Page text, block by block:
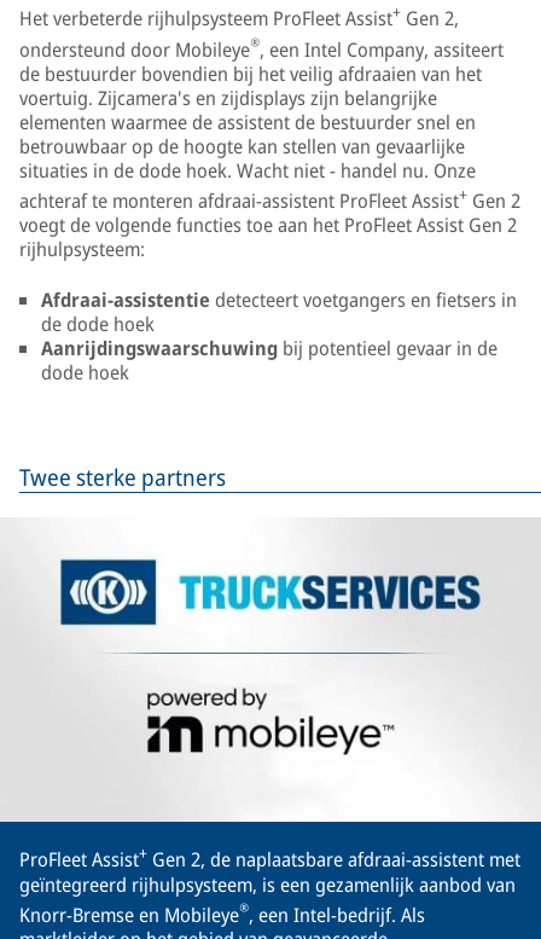
Het verbeterde rijhulpsysteem ProFleet Assist+ Gen 2,
ondersteund door Mobileye®, een Intel Company, assiteert
de bestuurder bovendien bij het veilig afdraaien van het
voertuig. Zijcamera's en zijdisplays zijn belangrijke
elementen waarmee de assistent de bestuurder snel en
betrouwbaar op de hoogte kan stellen van gevaarlijke
situaties in de dode hoek. Wacht niet - handel nu. Onze
achteraf te monteren afdraai-assistent ProFleet Assist+ Gen 2
voegt de volgende functies toe aan het ProFleet Assist Gen 2
rijhulpsysteem:
Afdraai-assistentie detecteert voetgangers en fietsers in
de dode hoek
Aanrijdingswaarschuwing bij potentieel gevaar in de
dode hoek
Twee sterke partners
ProFleet Assist+ Gen 2, de naplaatsbare afdraai-assistent met
geïntegreerd rijhulpsysteem, is een gezamenlijk aanbod van
Knorr-Bremse en Mobileye®, een Intel-bedrijf. Als